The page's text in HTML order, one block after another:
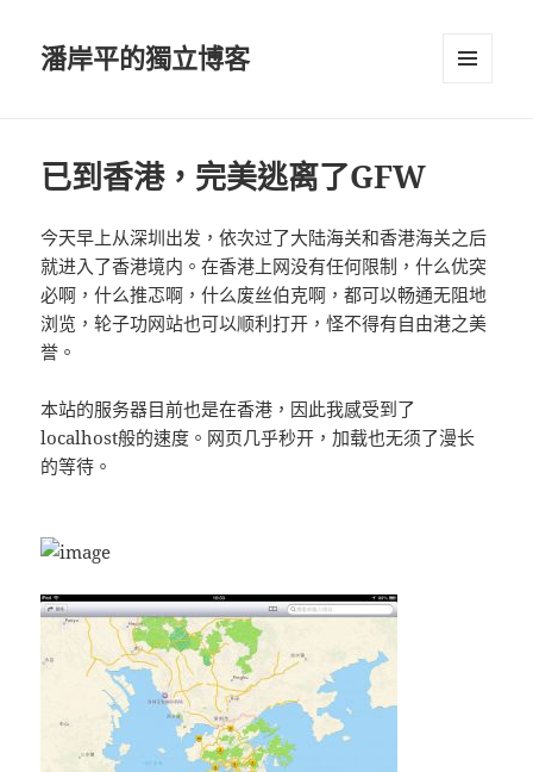
潘岸平的獨立博客
已到香港，完美逃离了GFW
今天早上从深圳出发，依次过了大陆海关和香港海关之后
就进入了香港境内。在香港上网没有任何限制，什么优突
必啊，什么推忑啊，什么废丝伯克啊，都可以畅通无阻地
浏览，轮子功网站也可以顺利打开，怪不得有自由港之美
誉。
本站的服务器目前也是在香港，因此我感受到了
localhost般的速度。网页几乎秒开，加载也无须了漫长
的等待。